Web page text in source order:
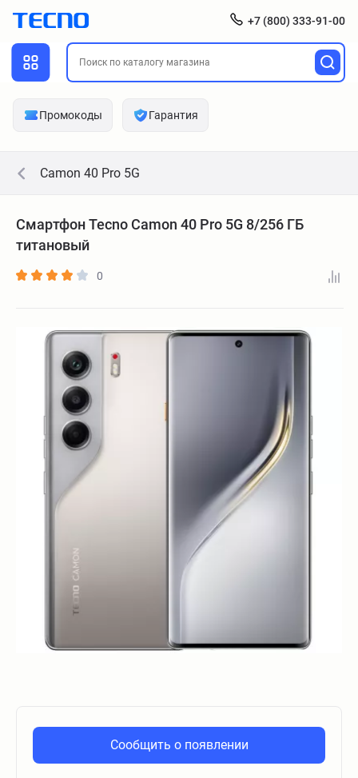
+7 (800) 333-91-00
Промокоды Гарантия
Camon 40 Pro 5G
Смартфон Tecno Camon 40 Pro 5G 8/256 ГБ
титановый
0
Сообщить о появлении